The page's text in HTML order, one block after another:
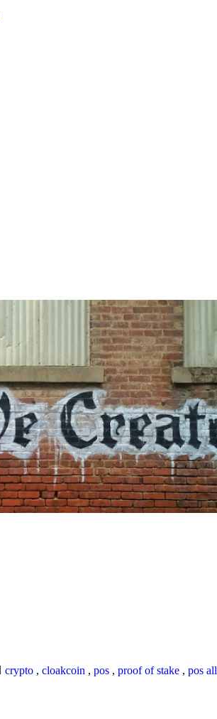
crypto , cloakcoin , pos , proof of stake , pos